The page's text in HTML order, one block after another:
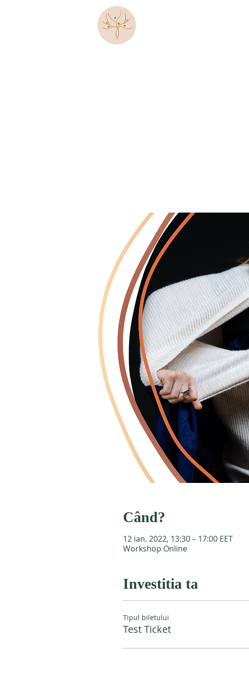
Când?
12 ian. 2022, 13:30 – 17:00 EET
Workshop Online
Investitia ta
Tipul biletului
Test Ticket